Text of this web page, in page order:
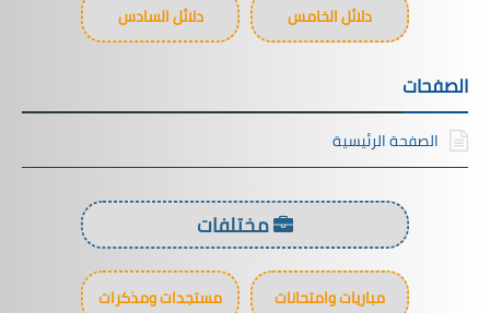
دلائل الخامس دلائل السادس
الصفحات
الصفحة الرئيسية
مختلفات
مباريات وامتحانات مستجدات ومذكرات